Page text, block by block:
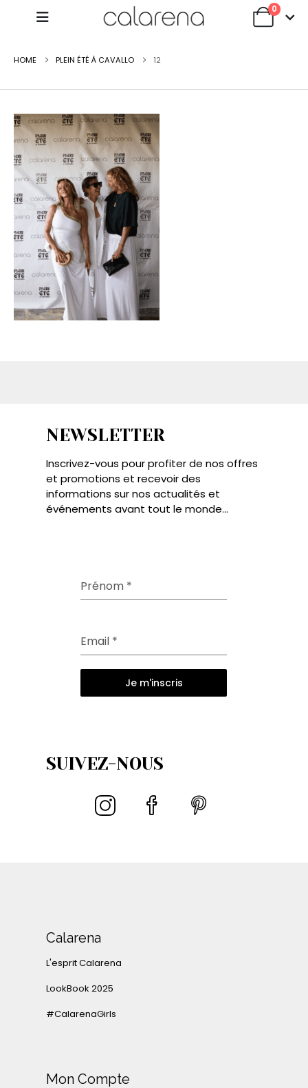
0
HOME PLEIN ÉTÉ À CAVALLO 12
NEWSLETTER
Inscrivez-vous pour profiter de nos offres
et promotions et recevoir des
informations sur nos actualités et
événements avant tout le monde...
Prénom *
Email *
Je m'inscris
SUIVEZ-NOUS
Calarena
L'esprit Calarena
LookBook 2025
#CalarenaGirls
Mon Compte